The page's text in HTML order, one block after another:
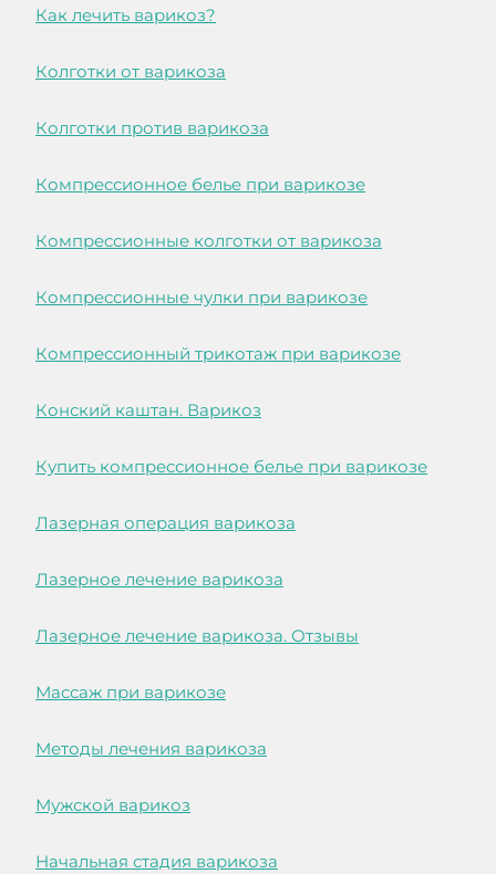
Как лечить варикоз?
Колготки от варикоза
Колготки против варикоза
Компрессионное белье при варикозе
Компрессионные колготки от варикоза
Компрессионные чулки при варикозе
Компрессионный трикотаж при варикозе
Конский каштан. Варикоз
Купить компрессионное белье при варикозе
Лазерная операция варикоза
Лазерное лечение варикоза
Лазерное лечение варикоза. Отзывы
Массаж при варикозе
Методы лечения варикоза
Мужской варикоз
Начальная стадия варикоза